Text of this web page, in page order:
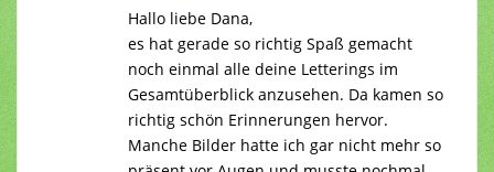
Hallo liebe Dana,
es hat gerade so richtig Spaß gemacht
noch einmal alle deine Letterings im
Gesamtüberblick anzusehen. Da kamen so
richtig schön Erinnerungen hervor.
Manche Bilder hatte ich gar nicht mehr so